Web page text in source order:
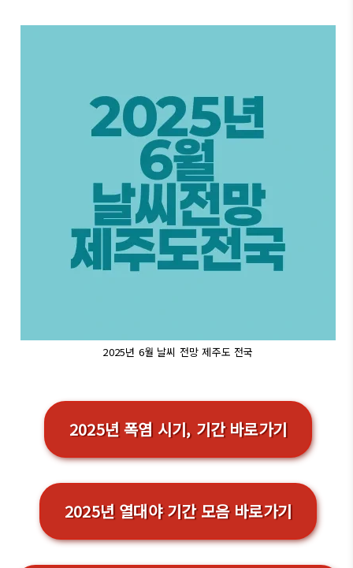
2025년 6월 날씨 전망 제주도 전국
2025년 폭염 시기, 기간 바로가기
2025년 열대야 기간 모음 바로가기